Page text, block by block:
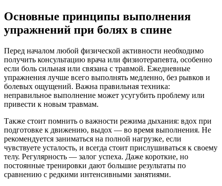
Основные принципы выполнения
упражнений при болях в спине
Перед началом любой физической активности необходимо
получить консультацию врача или физиотерапевта, особенно
если боль сильная или связана с травмой. Ежедневные
упражнения лучше всего выполнять медленно, без рывков и
болевых ощущений. Важна правильная техника:
неправильное выполнение может усугубить проблему или
привести к новым травмам.
Также стоит помнить о важности режима дыхания: вдох при
подготовке к движению, выдох — во время выполнения. Не
рекомендуется заниматься на полной нагрузке, если
чувствуете усталость, и всегда стоит прислушиваться к своему
телу. Регулярность — залог успеха. Даже короткие, но
постоянные тренировки дают большие результаты по
сравнению с редкими интенсивными занятиями.